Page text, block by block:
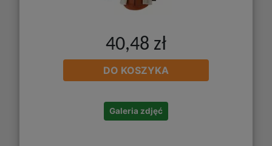
40,48 zł
DO KOSZYKA
Galeria zdjęć